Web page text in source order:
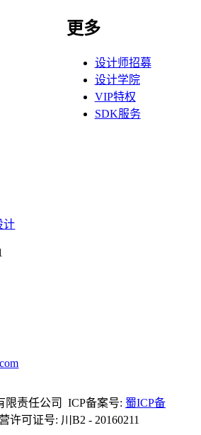
更多
设计师招募
设计学院
VIP特权
SDK服务
计
限责任公司 ICP备案号: 蜀ICP备
许可证号: 川B2 - 20160211